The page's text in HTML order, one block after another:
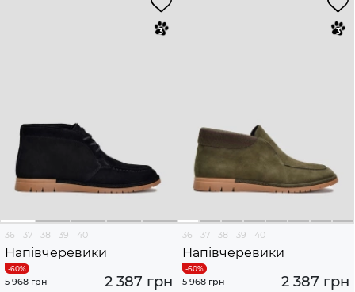
36 37 38 39 40
Напівчеревики
2 387 грн
5 968 грн
36 37 38 39 40
Напівчеревики
2 387 грн
5 968 грн